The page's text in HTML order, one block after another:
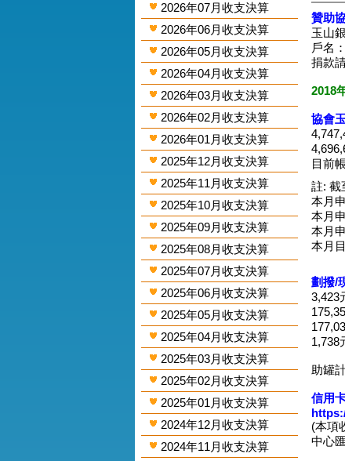
2026年07月收支決算
2026年06月收支決算
2026年05月收支決算
2026年04月收支決算
2026年03月收支決算
2026年02月收支決算
2026年01月收支決算
2025年12月收支決算
2025年11月收支決算
2025年10月收支決算
2025年09月收支決算
2025年08月收支決算
2025年07月收支決算
2025年06月收支決算
2025年05月收支決算
2025年04月收支決算
2025年03月收支決算
2025年02月收支決算
2025年01月收支決算
2024年12月收支決算
2024年11月收支決算
贊助
玉山
戶名
捐款
2018
協會
目前
註: 截
本月
本月
本月
本月
劃撥/
3,423
1,738
助罐
信用
(本項
中心